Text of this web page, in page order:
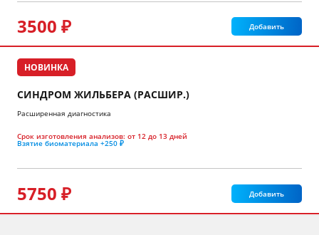
3500 ₽ Добавить
НОВИНКА
СИНДРОМ ЖИЛЬБЕРА (РАСШИР.)
Расширенная диагностика
Срок изготовления анализов: от 12 до 13 дней
Взятие биоматериала +250 ₽
5750 ₽ Добавить